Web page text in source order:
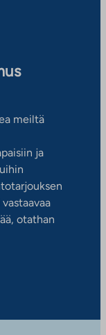
meiltä
ja
otathan